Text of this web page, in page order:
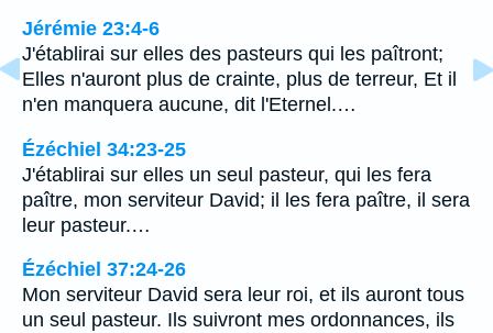
Jérémie 23:4-6
J'établirai sur elles des pasteurs qui les paîtront;
Elles n'auront plus de crainte, plus de terreur, Et il
n'en manquera aucune, dit l'Eternel.…
Ézéchiel 34:23-25
J'établirai sur elles un seul pasteur, qui les fera
paître, mon serviteur David; il les fera paître, il sera
leur pasteur.…
Ézéchiel 37:24-26
Mon serviteur David sera leur roi, et ils auront tous
un seul pasteur. Ils suivront mes ordonnances, ils